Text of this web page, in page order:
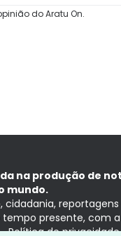
do Aratu On.
na produção de
mundo.
presente, com
Política de privacidade